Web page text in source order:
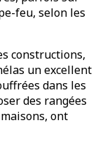
feu, selon les
constructions,
un excellent
dans les
des rangées
ont